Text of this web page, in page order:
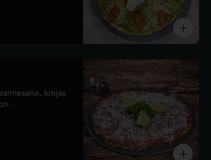
lonjas